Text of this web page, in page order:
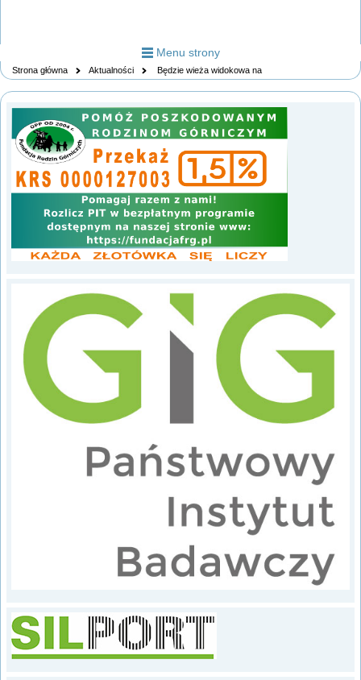
Menu strony
Strona główna Aktualności Będzie wieża widokowa na